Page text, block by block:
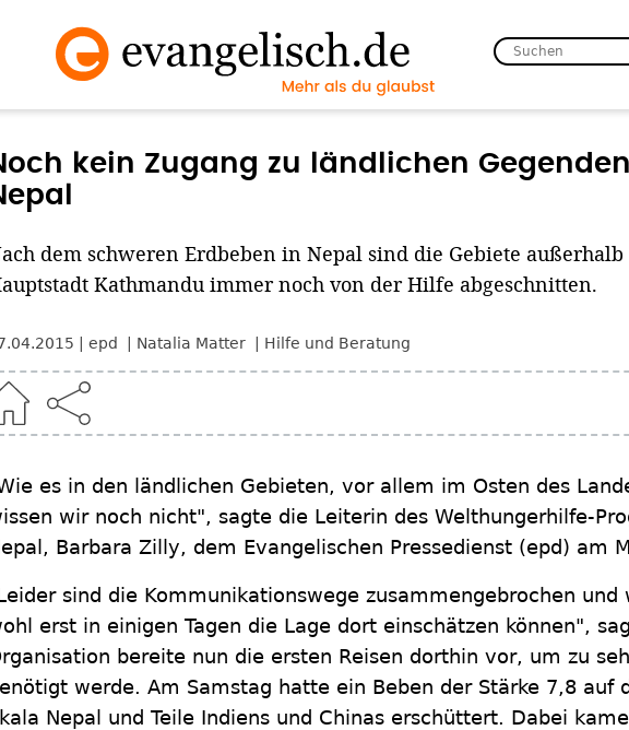
kein Zugang zu ländlichen
dem schweren Erdbeben in Nepal sind die Gebiete
Kathmandu immer noch von der Hilfe abgeschnitten.
epd Natalia Matter Hilfe und Beratung
es in den ländlichen Gebieten, vor allem im Osten des
wir noch nicht", sagte die Leiterin des Welthungerhilfe-
Barbara Zilly, dem Evangelischen Pressedienst (epd) am
sind die Kommunikationswege zusammengebrochen und
erst in einigen Tagen die Lage dort einschätzen können",
bereite nun die ersten Reisen dorthin vor, um zu
werde. Am Samstag hatte ein Beben der Stärke 7,8 auf
Nepal und Teile Indiens und Chinas erschüttert. Dabei